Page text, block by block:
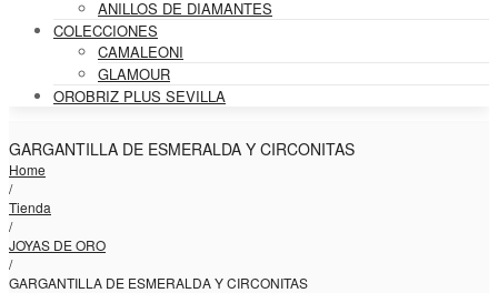
ANILLOS DE DIAMANTES
COLECCIONES
CAMALEONI
GLAMOUR
OROBRIZ PLUS SEVILLA
GARGANTILLA DE ESMERALDA Y CIRCONITAS
Home
/
Tienda
/
JOYAS DE ORO
/
GARGANTILLA DE ESMERALDA Y CIRCONITAS